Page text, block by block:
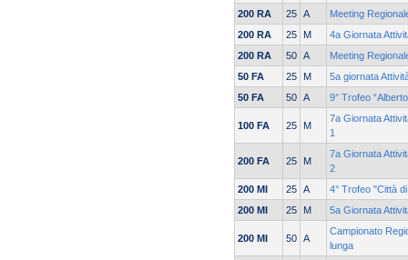
200 RA
25 A
Meeting
200 RA
25 M
4a Giornata
200 RA
50 A
Meeting
50 FA
25 M
5a giornata
50 FA
50 A 9° Trofeo
100 FA 25 M
7a Giornata
1
200 FA 25 M
7a Giornata
2
200 MI
25 A
4° Trofeo "Città
200 MI
25 M 5a Giornata
200 MI 50 A
Campionato
lunga